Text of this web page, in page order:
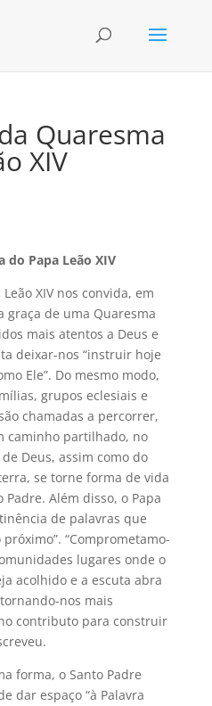
Quaresma
XIV
do Papa Leão XIV
XIV nos convida, em
graça de uma Quaresma
mais atentos a Deus e
deixar-nos “instruir hoje
Ele”. Do mesmo modo,
grupos eclesiais e
chamadas a percorrer,
caminho partilhado, no
Deus, assim como do
se torne forma de vida
Padre. Além disso, o Papa
de palavras que
“Comprometamo-
lugares onde o
acolhido e a escuta abra
nos mais
contributo para construir
forma, o Santo Padre
dar espaço “à Palavra